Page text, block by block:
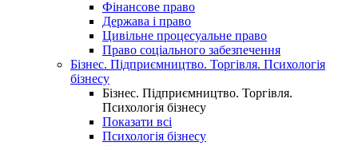
Фінансове право
Держава і право
Цивільне процесуальне право
Право соціального забезпечення
Бізнес. Підприємництво. Торгівля. Психологія
бізнесу
Бізнес. Підприємництво. Торгівля.
Психологія бізнесу
Показати всі
Психологія бізнесу